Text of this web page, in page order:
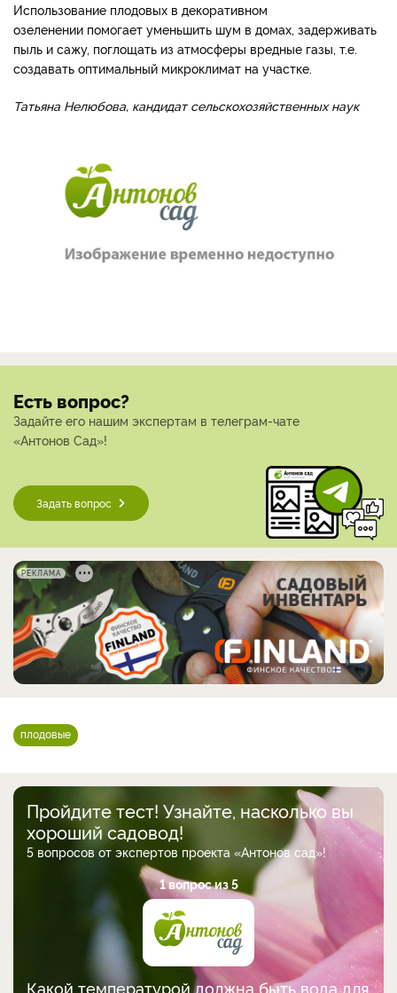
Использование плодовых в декоративном
озеленении помогает уменьшить шум в домах, задерживать
пыль и сажу, поглощать из атмосферы вредные газы, т.е.
создавать оптимальный микроклимат на участке.
Татьяна Нелюбова, кандидат сельскохозяйственных наук
Есть вопрос?
Задайте его нашим экспертам в телеграм-чате
«Антонов Сад»!
Задать вопрос
РЕКЛАМА
плодовые
Пройдите тест! Узнайте, насколько вы
хороший садовод!
5 вопросов от экспертов проекта «Антонов сад»!
1 вопрос из 5
Какой температурой должна быть вода для